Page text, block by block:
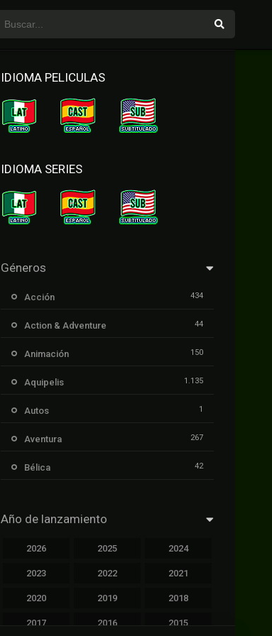
IDIOMA PELICULAS
IDIOMA SERIES
Géneros
Acción 434
Action & Adventure 44
Animación 150
Aquipelis 1.135
Autos 1
Aventura 267
Bélica 42
Cinecalidad
Cinetux 1.139
Año de lanzamiento
2026 2025 2024
2023 2022 2021
2020 2019 2018
2017 2016 2015